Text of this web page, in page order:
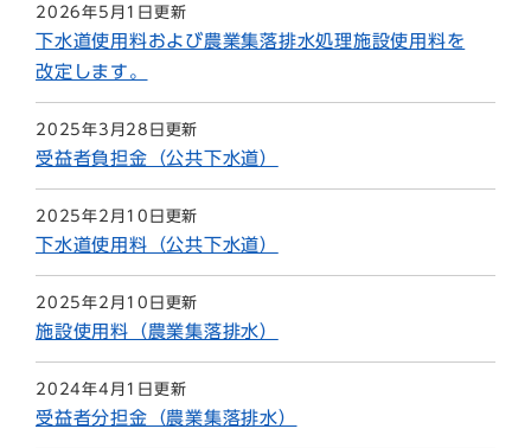
2026年5月1日更新
下水道使用料および農業集落排水処理施設使用料を
改定します。
2025年3月28日更新
受益者負担金（公共下水道）
2025年2月10日更新
下水道使用料（公共下水道）
2025年2月10日更新
施設使用料（農業集落排水）
2024年4月1日更新
受益者分担金（農業集落排水）